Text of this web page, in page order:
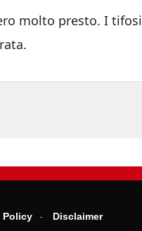
molto presto. I tifosi
Policy Disclaimer